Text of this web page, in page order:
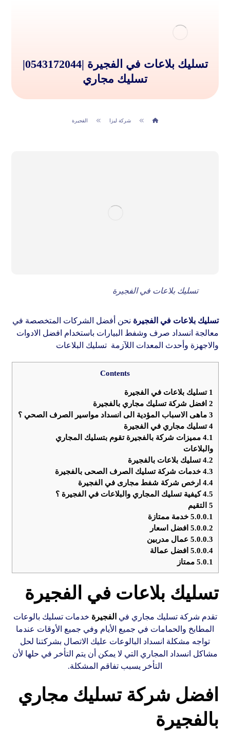
تسليك بلاعات في الفجيرة |0543172044|
تسليك مجاري
شركة ليزا الفجيرة
تسليك بلاعات في الفجيرة
تسليك بلاعات في الفجيرة نحن أفضل الشركات المتخصصة في
معالجة انسداد صرف وشفط البيارات باستخدام افضل الادوات
والاجهزة وأحدث المعدات اللآزمة تسليك البلاعات
Contents
1 تسليك بلاعات في الفجيرة
2 افضل شركة تسليك مجاري بالفجيرة
3 ماهى الاسباب المؤدية الى انسداد مواسير الصرف الصحي ؟
4تسليك مجاري في الفجيرة
4.1 مميزات شركة بالفجيرة تقوم بتسليك المجاري
والبلاعات
4.2تسليك بلاعات بالفجيرة
4.3 خدمات شركة تسليك الصرف الصحى بالفجيرة
4.4 ارخص شركة شفط مجارى في الفجيرة
4.5كيفية تسليك المجاري والبلاعات في الفجيرة ؟
5 التقيم
5.0.0.1 خدمة ممتازة
5.0.0.2 افضل اسعار
5.0.0.3 عمال مدربين
5.0.0.4 افضل عمالة
5.0.1 ممتاز
تسليك بلاعات في الفجيرة
تقدم ‏شركة تسليك مجاري في الفجيرة خدمات تسليك بالوعات
المطابخ والحمامات في جميع الأيام وفي جميع الأوقات عندما
تواجه مشكلة انسداد البالوعات عليك الاتصال بشركتنا لحل
مشاكل انسداد المجاري التي لا يمكن أن يتم التأخر في حلها لأن
التأخر يسبب تفاقم المشكلة.
افضل شركة تسليك مجاري
بالفجيرة